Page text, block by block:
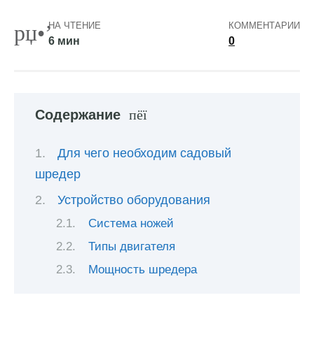
НА ЧТЕНИЕ
6 мин
КОММЕНТАРИИ
0
Содержание
Для чего необходим садовый
шредер
Устройство оборудования
Система ножей
Типы двигателя
Мощность шредера